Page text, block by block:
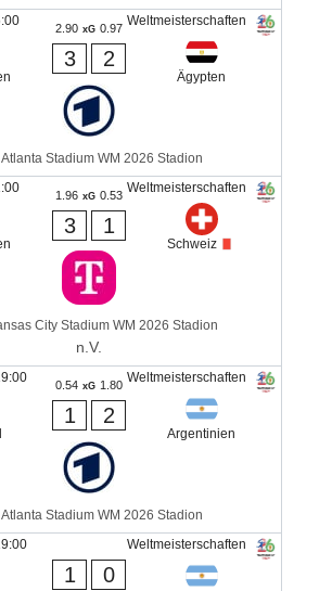
Weltmeisterschaften
2.90 xG 0.97
3 2
Ägypten
Atlanta Stadium WM 2026 Stadion
Weltmeisterschaften
1.96 xG 0.53
3 1
Schweiz
City Stadium WM 2026 Stadion
n.V.
Weltmeisterschaften
0.54 xG 1.80
1 2
Argentinien
Atlanta Stadium WM 2026 Stadion
Weltmeisterschaften
1 0